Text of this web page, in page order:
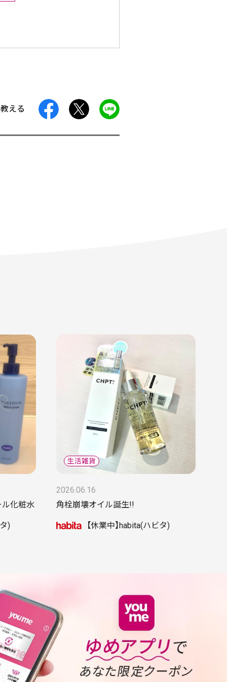
える facebook
化粧水
)
2026.06.16
角栓崩壊オイル誕生!!
【休業中】habita(ハビタ)